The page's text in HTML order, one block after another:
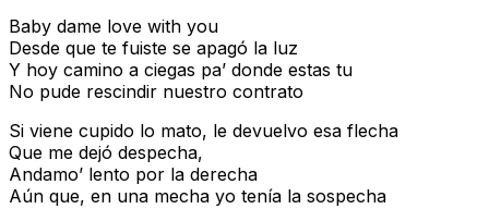
Baby dame love with you
Desde que te fuiste se apagó la luz
Y hoy camino a ciegas pa’ donde estas tu
No pude rescindir nuestro contrato
Si viene cupido lo mato, le devuelvo esa flecha
Que me dejó despecha,
Andamo’ lento por la derecha
Aún que, en una mecha yo tenía la sospecha